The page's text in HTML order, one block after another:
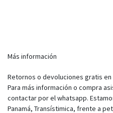
Más información
Retornos o devoluciones gratis
Para más información o compra
contactar por el whatsapp.
Panamá, Transístimica, frente a